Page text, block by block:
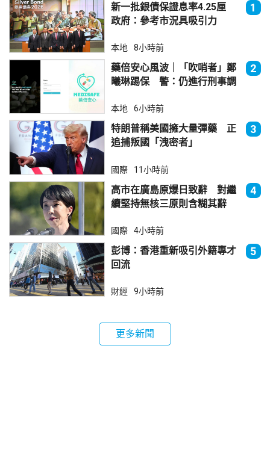
新一批銀債保證息率4.25厘
政府：參考市況具吸引力
1
本地 8小時前
藥倍安心風波｜「吹哨者」鄭
曦琳踢保 警：仍進行刑事調
2
本地 6小時前
特朗普稱美國擁大量彈藥 正
追捕叛國「洩密者」
3
國際 11小時前
高市在廣島原爆日致辭 對繼
續堅持無核三原則含糊其辭
4
國際 4小時前
彭博：香港重新吸引外籍專才
回流
5
財經 9小時前
更多新聞